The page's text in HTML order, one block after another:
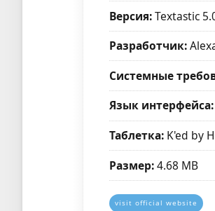
Версия:Textastic
Разработчик:
Системные
Язык интерфейса:
Таблетка: K'ed by
Размер:4.68 MB
visit official website